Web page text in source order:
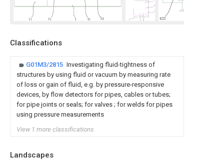
Classifications
G01M3/2815 Investigating fluid-tightness of
structures by using fluid or vacuum by measuring rate
of loss or gain of fluid, e.g. by pressure-responsive
devices, by flow detectors for pipes, cables or tubes;
for pipe joints or seals; for valves ; for welds for pipes
using pressure measurements
View 1 more classifications
Landscapes